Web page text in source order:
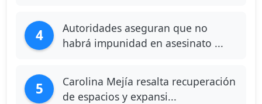
4
Autoridades aseguran que no
habrá impunidad en asesinato ...
5
Carolina Mejía resalta recuperación
de espacios y expansi...